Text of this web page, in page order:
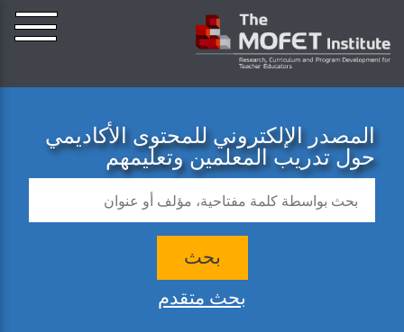
المصدر الإلكتروني للمحتوى الأكاديمي
حول تدريب المعلمين وتعليمهم
بحث
بحث متقدم